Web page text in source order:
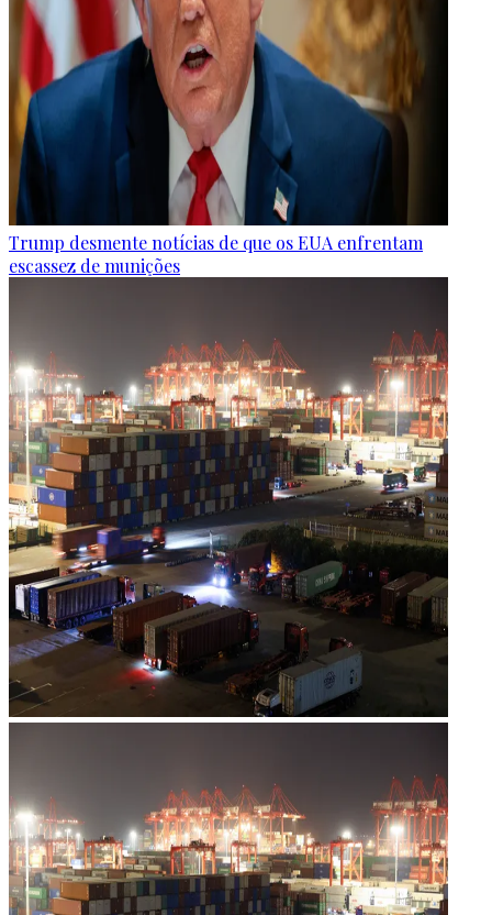
Trump desmente notícias de que os EUA enfrentam
escassez de munições